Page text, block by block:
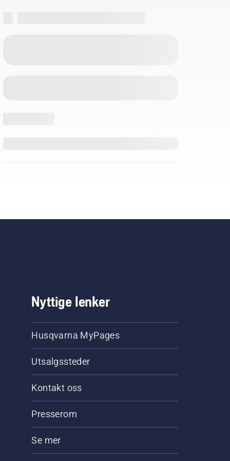
Nyttige lenker
Husqvarna MyPages
Utsalgssteder
Kontakt oss
Presserom
Se mer